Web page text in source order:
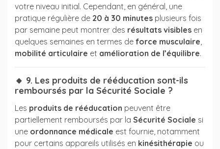
votre niveau initial. Cependant, en général, une
pratique régulière de 20 à 30 minutes plusieurs fois
par semaine peut montrer des résultats visibles en
quelques semaines en termes de force musculaire,
mobilité articulaire et amélioration de l’équilibre.
🔸 9. Les produits de rééducation sont-ils
remboursés par la Sécurité Sociale ?
Les produits de rééducation peuvent être
partiellement remboursés par la Sécurité Sociale si
une ordonnance médicale est fournie, notamment
pour certains appareils utilisés en kinésithérapie ou